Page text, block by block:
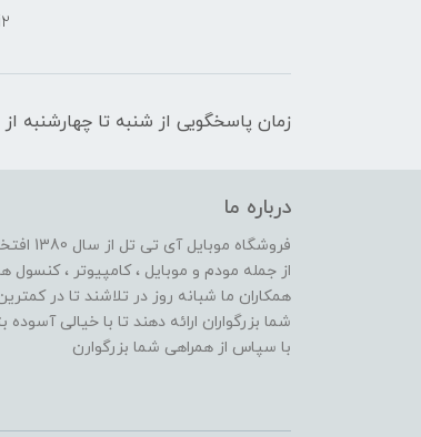
زمان پاسخگویی از شنبه تا چهارشنبه از ساعت 10 الی 17 و پنج
درباره ما
از جمله مودم و موبایل ، کامپیوتر ، کنسول
همکاران ما شبانه روز در تلاشند تا در
شما بزرگواران ارائه دهند تا با خیالی
با سپاس از همراهی شما بزرگوارن